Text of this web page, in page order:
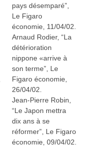
pays désemparé”,
Le Figaro
économie, 11/04/02.
Arnaud Rodier, “La
détérioration
nippone «arrive à
son terme”, Le
Figaro économie,
26/04/02.
Jean-Pierre Robin,
“Le Japon mettra
dix ans à se
réformer”, Le Figaro
économie, 09/04/02.